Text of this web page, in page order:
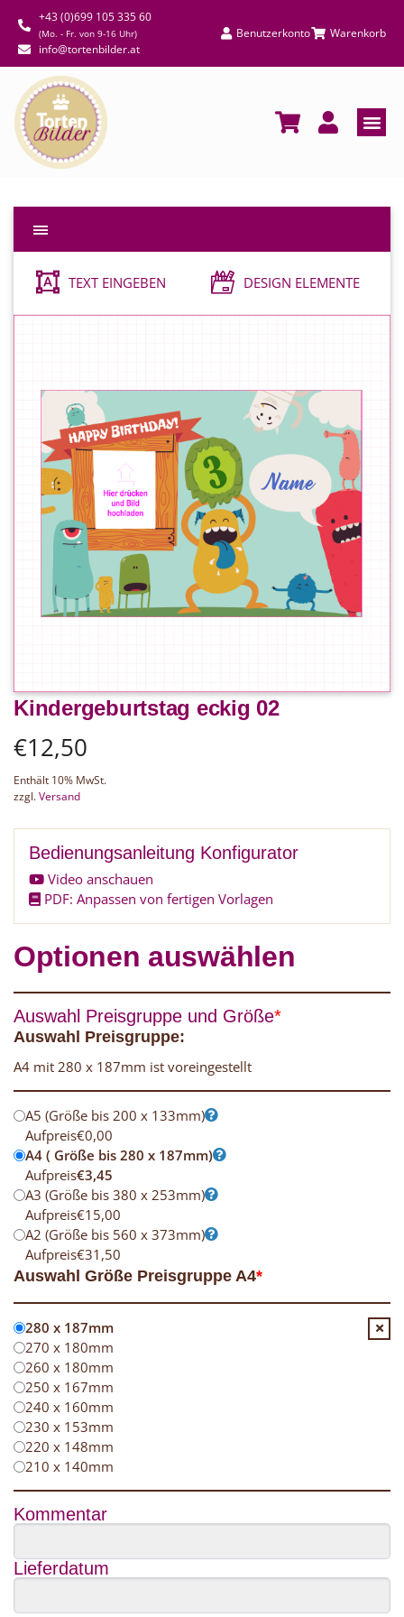
+43 (0)699 105 335 60
(Mo. - Fr. von 9-16 Uhr)
info@tortenbilder.at
Benutzerkonto Warenkorb
TEXT EINGEBEN DESIGN ELEMENTE
Kindergeburtstag eckig 02
€12,50
Enthält 10% MwSt.
zzgl.Versand
Bedienungsanleitung Konfigurator
Video anschauen
PDF: Anpassen von fertigen Vorlagen
Optionen auswählen
*
Auswahl Preisgruppe und Größe
Auswahl Preisgruppe:
A4 mit 280 x 187mm ist voreingestellt
A5 (Größe bis 200 x 133mm)
Aufpreis€0,00
A4 ( Größe bis 280 x 187mm)
Aufpreis€3,45
A3 (Größe bis 380 x 253mm)
Aufpreis€15,00
A2 (Größe bis 560 x 373mm)
Aufpreis€31,50
*
Auswahl Größe Preisgruppe A4
280 x 187mm
270 x 180mm
260 x 180mm
250 x 167mm
240 x 160mm
230 x 153mm
220 x 148mm
210 x 140mm
Kommentar
Lieferdatum